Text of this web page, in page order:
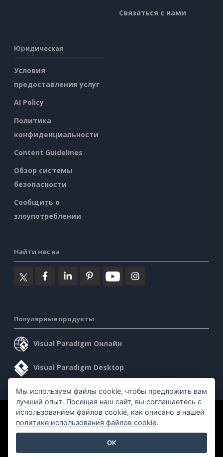
Связаться с нами
Юридическая
Условия
предоставления услуг
AI Policy
Политика
конфиденциальности
Content Guidelines
Обзор системы
безопасности
Сообщить о
злоупотреблении
Найти нас на
Популярные продукты
Visual Paradigm Онлайн
Visual Paradigm Desktop
©2026 by Visual Paradigm. Все права защищены.
Мы используем файлы cookie, чтобы предложить вам
лучший опыт. Посещая наш сайт, вы соглашаетесь с
использованием файлов cookie, как описано в нашей
политике использования файлов cookie.
OK